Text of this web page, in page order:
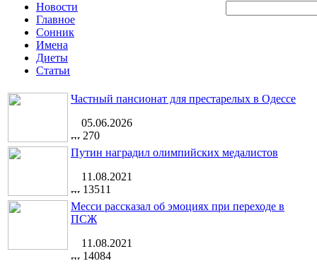
Новости
Главное
Сонник
Имена
Диеты
Статьи
Частный пансионат для престарелых в Одессе
05.06.2026
270
Путин наградил олимпийских медалистов
11.08.2021
13511
Месси рассказал об эмоциях при переходе в
ПСЖ
11.08.2021
14084